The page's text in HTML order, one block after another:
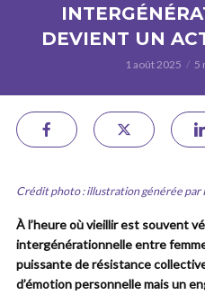
DEVIENT UN
1 août 2025 5
Crédit photo : illustration générée par
À l’heure où vieillir est souvent
intergénérationnelle entre
puissante de résistance
d’émotion personnelle mais un